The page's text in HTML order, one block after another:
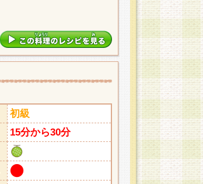
初級
15分から30分